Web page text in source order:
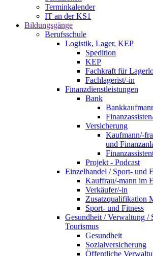
Terminkalender
IT an der KS1
Bildungsgänge
Berufsschule
Logistik, Lager, KEP
Spedition
KEP
Fachkraft für
Fachlagerist/-in
Finanzdienstleistungen
Bank
Versicherung
Kaufmann/-
und
Projekt - Podcast
Einzelhandel / Sport- und
Kauffrau/-mann im
Verkäufer/-in
Zusatzqualifikation
Sport- und Fitness
Gesundheit / Verwaltung /
Tourismus
Gesundheit
Sozialversicherung
Öffentliche